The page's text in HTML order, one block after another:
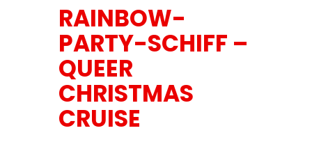
RAINBOW-
PARTY-SCHIFF –
QUEER
CHRISTMAS
CRUISE